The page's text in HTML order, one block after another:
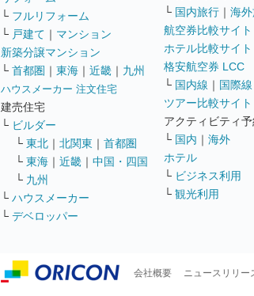
└ フルリフォーム
└ 戸建て ｜ マンション
新築分譲マンション
└ 首都圏 ｜ 東海 ｜ 近畿 ｜ 九州
ハウスメーカー 注文住宅
建売住宅
└ ビルダー
└ 東北 ｜ 北関東 ｜ 首都圏
└ 東海 ｜ 近畿 ｜ 中国・四国
└ 九州
└ ハウスメーカー
└ デベロッパー
└ 国内旅行 ｜ 海
航空券比較サイト
ホテル比較サイト
格安航空券 LCC
└ 国内線 ｜ 国際線
ツアー比較サイト
アクティビティ予
└ 国内 ｜ 海外
ホテル
└ ビジネス利用
└ 観光利用
会社概要 ニュースリリー